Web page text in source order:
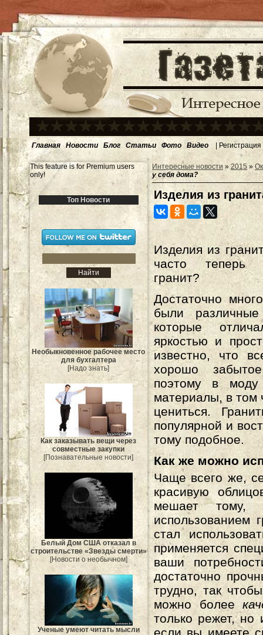
Главная Новости Блог Статьи Фото Видео | Регистрация
This feature is for Premium users
only!
Топ Новости
Необыкновенное рабочее место
для бухгалтера
[Надо знать]
Как заказывать вещи через
совместные закупки
[Познавательные новости]
Белый Дом США отказал в
строительстве «Звезды смерти»
[Новости о необычном]
Ученые умеют читать мысли
Интересные новости » 2015 »
у себя дома?
Изделия из
Изделия из
часто теперь
гранит?
Достаточно
были
которые
яркостью и
известно, что
хорошо
поэтому в моду
материалы, в том
цениться.
популярной и
тому подобное.
Как же можно
Чаще всего же,
красивую
мешает тому,
использованием
стал
применяется
ваши
достаточно
трудно, так
можно более
только режет, но